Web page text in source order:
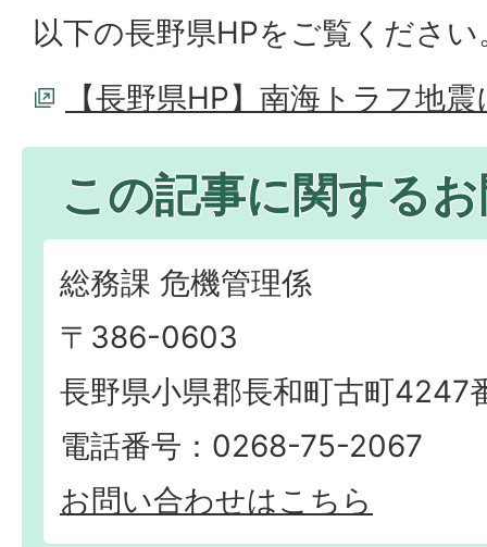
以下の長野県HPをご覧ください
【長野県HP】南海トラフ地
この記事に関する
総務課 危機管理係
〒386-0603
長野県小県郡長和町古町4247
電話番号：0268-75-2067
お問い合わせはこちら